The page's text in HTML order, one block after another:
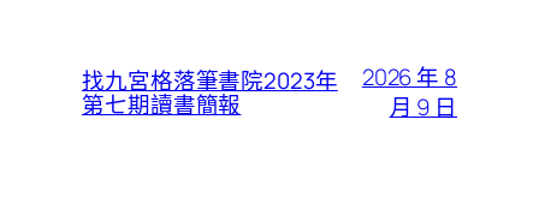
找九宮格落筆書院2023年
第七期讀書簡報
2026 年 8
月 9 日